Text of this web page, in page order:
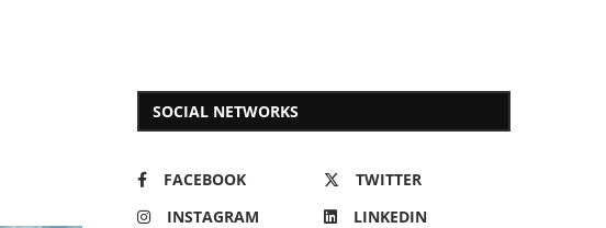
SOCIAL NETWORKS
FACEBOOK
TWITTER
INSTAGRAM
LINKEDIN